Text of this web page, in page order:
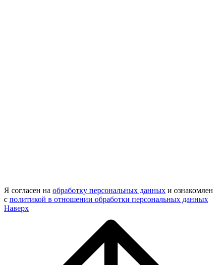
Я согласен на обработку персональных данных и ознакомлен
с политикой в отношении обработки персональных данных
Наверх